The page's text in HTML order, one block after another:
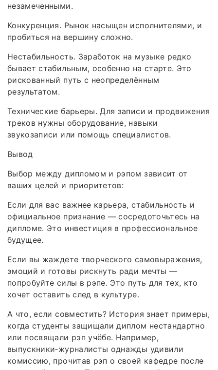
незамеченными.
Конкуренция. Рынок насыщен исполнителями, и
пробиться на вершину сложно.
Нестабильность. Заработок на музыке редко
бывает стабильным, особенно на старте. Это
рискованный путь с неопределённым
результатом.
Технические барьеры. Для записи и продвижения
треков нужны оборудование, навыки
звукозаписи или помощь специалистов.
Вывод
Выбор между дипломом и рэпом зависит от
ваших целей и приоритетов:
Если для вас важнее карьера, стабильность и
официальное признание — сосредоточьтесь на
дипломе. Это инвестиция в профессиональное
будущее.
Если вы жаждете творческого самовыражения,
эмоций и готовы рискнуть ради мечты —
попробуйте силы в рэпе. Это путь для тех, кто
хочет оставить след в культуре.
А что, если совместить? История знает примеры,
когда студенты защищали диплом нестандартно
или посвящали рэп учёбе. Например,
выпускники‑журналисты однажды удивили
комиссию, прочитав рэп о своей кафедре после